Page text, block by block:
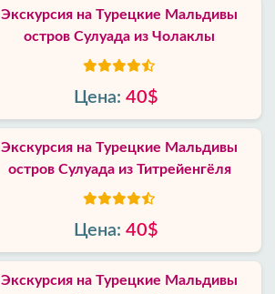
Экскурсия на Турецкие Мальдивы
остров Сулуада из Чолаклы
Цена: 40$
Экскурсия на Турецкие Мальдивы
остров Сулуада из Титрейенгёля
Цена: 40$
Экскурсия на Турецкие Мальдивы